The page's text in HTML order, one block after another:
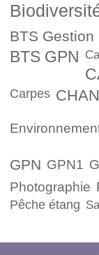
BTS
BTS GPN
Carpes
GPN GPN1
Photographie
Pêche étang